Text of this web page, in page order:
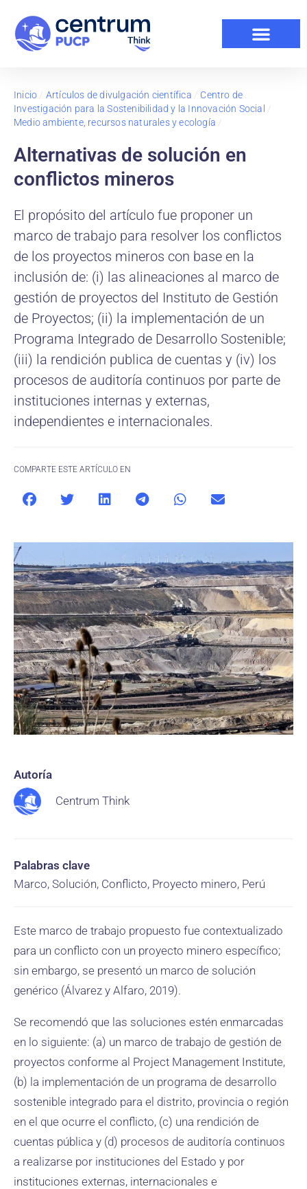
Inicio / Artículos de divulgación científica / Centro de
Investigación para la Sostenibilidad y la Innovación Social /
Medio ambiente, recursos naturales y ecología /
Alternativas de solución en
conflictos mineros
El propósito del artículo fue proponer un
marco de trabajo para resolver los conflictos
de los proyectos mineros con base en la
inclusión de: (i) las alineaciones al marco de
gestión de proyectos del Instituto de Gestión
de Proyectos; (ii) la implementación de un
Programa Integrado de Desarrollo Sostenible;
(iii) la rendición publica de cuentas y (iv) los
procesos de auditoría continuos por parte de
instituciones internas y externas,
independientes e internacionales.
COMPARTE ESTE ARTÍCULO EN
Autoría
Centrum Think
Palabras clave
Marco, Solución, Conflicto, Proyecto minero, Perú
Este marco de trabajo propuesto fue contextualizado
para un conflicto con un proyecto minero específico;
sin embargo, se presentó un marco de solución
genérico (Álvarez y Alfaro, 2019).
Se recomendó que las soluciones estén enmarcadas
en lo siguiente: (a) un marco de trabajo de gestión de
proyectos conforme al Project Management Institute,
(b) la implementación de un programa de desarrollo
sostenible integrado para el distrito, provincia o región
en el que ocurre el conflicto, (c) una rendición de
cuentas pública y (d) procesos de auditoría continuos
a realizarse por instituciones del Estado y por
instituciones externas, internacionales e